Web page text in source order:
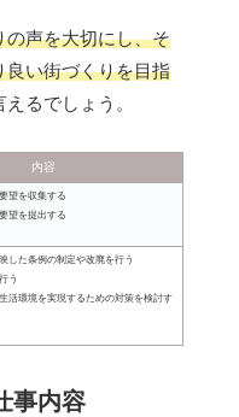
の声を大切にし、そ
良い街づくりを目指
るでしょう。
内容
望を収集する
望を提出する
した条例の制定や改廃を行う
う
活環境を実現するための対策を検討す
事内容